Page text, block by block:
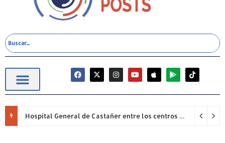
Hospital General de Castañer entre los centros de salud comunitarios con mejor desempeño clínico de Estados Unidos